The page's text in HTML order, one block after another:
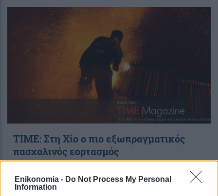
Enikonomia - Do Not Process My Personal
Information
TIME: Στη Χίο ο πιο εξωπραγματικός
πασχαλινός εορτασμός
12:00, 7 Απριλίου 2015